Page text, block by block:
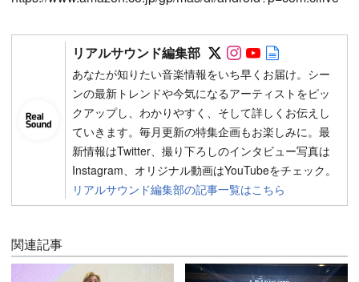
リアルサウンド編集部 Follow on SNS
Follow on SNS
Follow on
あなたが知りたい音楽情報をいち早くお届け。シー
ンの最新トレンドや今気になるアーティストをピッ
クアップし、わかりやすく、そして詳しくお伝えし
ていきます。毎月更新の特集企画もお楽しみに。最
新情報はTwitter、撮り下ろしのインタビュー写真は
Instagram、オリジナル動画はYouTubeをチェック。
リアルサウンド編集部の記事一覧はこちら
関連記事